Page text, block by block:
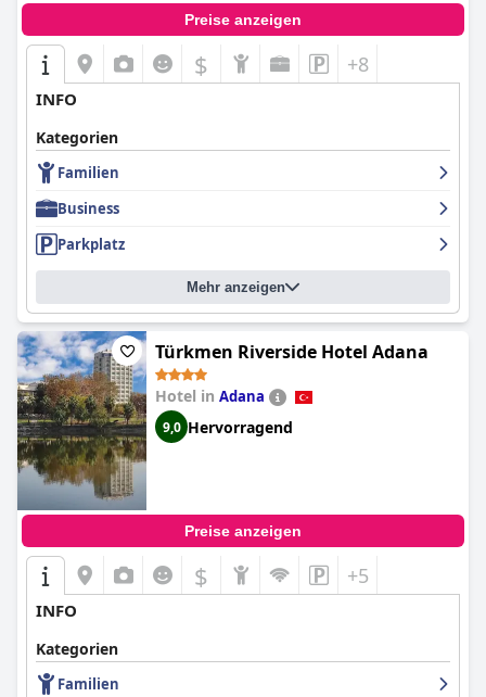
Preise anzeigen
$ +8
INFO
Kategorien
Familien
Business
Parkplatz
Mehr anzeigen
Türkmen Riverside Hotel Adana
Hotel in Adana
9,0 Hervorragend
Preise anzeigen
$ +5
INFO
Kategorien
Familien